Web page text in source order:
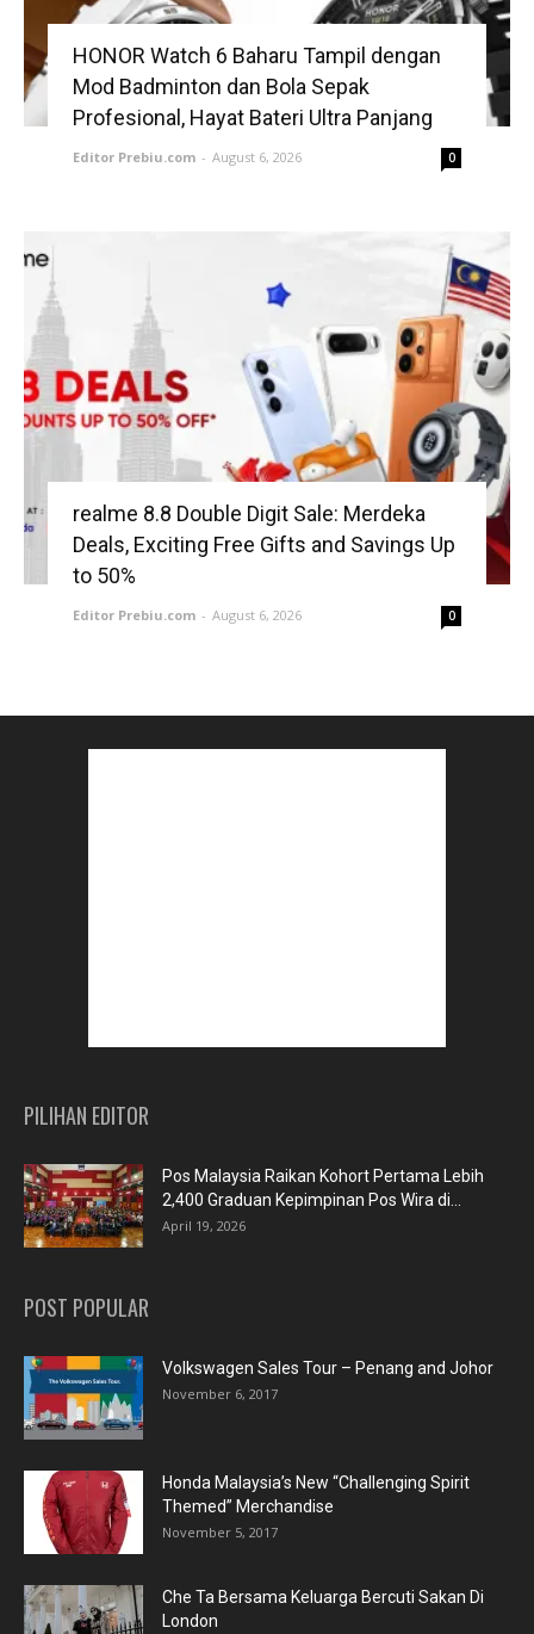
HONOR Watch 6 Baharu Tampil dengan
Mod Badminton dan Bola Sepak
Profesional, Hayat Bateri Ultra Panjang
Editor Prebiu.com - August 6, 2026 0
realme 8.8 Double Digit Sale: Merdeka
Deals, Exciting Free Gifts and Savings Up
to 50%
Editor Prebiu.com - August 6, 2026 0
PILIHAN EDITOR
Pos Malaysia Raikan Kohort Pertama Lebih
2,400 Graduan Kepimpinan Pos Wira di...
April 19, 2026
POST POPULAR
Volkswagen Sales Tour – Penang and Johor
November 6, 2017
Honda Malaysia’s New “Challenging Spirit
Themed” Merchandise
November 5, 2017
Che Ta Bersama Keluarga Bercuti Sakan Di
London